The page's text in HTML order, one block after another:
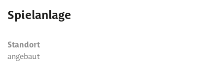
Spielanlage
Standort
angebaut